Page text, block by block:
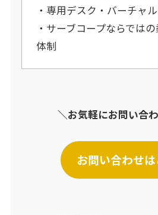
・専用デスク・バーチャ
・サーブコープならでは
体制
＼お気軽にお問い合
お問い合わせ